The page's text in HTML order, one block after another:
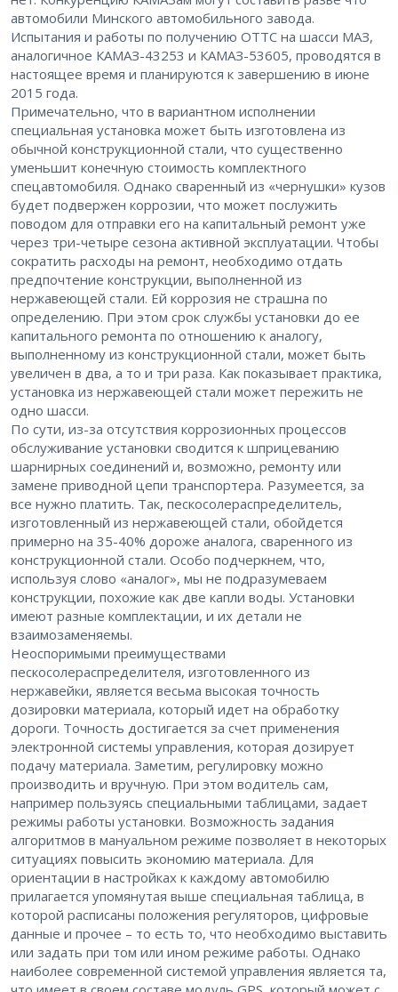
автомобили Минского автомобильного завода.
Испытания и работы по получению ОТТС на шасси МАЗ,
аналогичное КАМАЗ-43253 и КАМАЗ-53605, проводятся в
настоящее время и планируются к завершению в июне
2015 года.
Примечательно, что в вариантном исполнении
специальная установка может быть изготовлена из
обычной конструкционной стали, что существенно
уменьшит конечную стоимость комплектного
спецавтомобиля. Однако сваренный из «чернушки» кузов
будет подвержен коррозии, что может послужить
поводом для отправки его на капитальный ремонт уже
через три-четыре сезона активной эксплуатации. Чтобы
сократить расходы на ремонт, необходимо отдать
предпочтение конструкции, выполненной из
нержавеющей стали. Ей коррозия не страшна по
определению. При этом срок службы установки до ее
капитального ремонта по отношению к аналогу,
выполненному из конструкционной стали, может быть
увеличен в два, а то и три раза. Как показывает практика,
установка из нержавеющей стали может пережить не
одно шасси.
По сути, из-за отсутствия коррозионных процессов
обслуживание установки сводится к шприцеванию
шарнирных соединений и, возможно, ремонту или
замене приводной цепи транспортера. Разумеется, за
все нужно платить. Так, пескосолераспределитель,
изготовленный из нержавеющей стали, обойдется
примерно на 35-40% дороже аналога, сваренного из
конструкционной стали. Особо подчеркнем, что,
используя слово «аналог», мы не подразумеваем
конструкции, похожие как две капли воды. Установки
имеют разные комплектации, и их детали не
взаимозаменяемы.
Неоспоримыми преимуществами
пескосолераспределителя, изготовленного из
нержавейки, является весьма высокая точность
дозировки материала, который идет на обработку
дороги. Точность достигается за счет применения
электронной системы управления, которая дозирует
подачу материала. Заметим, регулировку можно
производить и вручную. При этом водитель сам,
например пользуясь специальными таблицами, задает
режимы работы установки. Возможность задания
алгоритмов в мануальном режиме позволяет в некоторых
ситуациях повысить экономию материала. Для
ориентации в настройках к каждому автомобилю
прилагается упомянутая выше специальная таблица, в
которой расписаны положения регуляторов, цифровые
данные и прочее – то есть то, что необходимо выставить
или задать при том или ином режиме работы. Однако
наиболее современной системой управления является та,